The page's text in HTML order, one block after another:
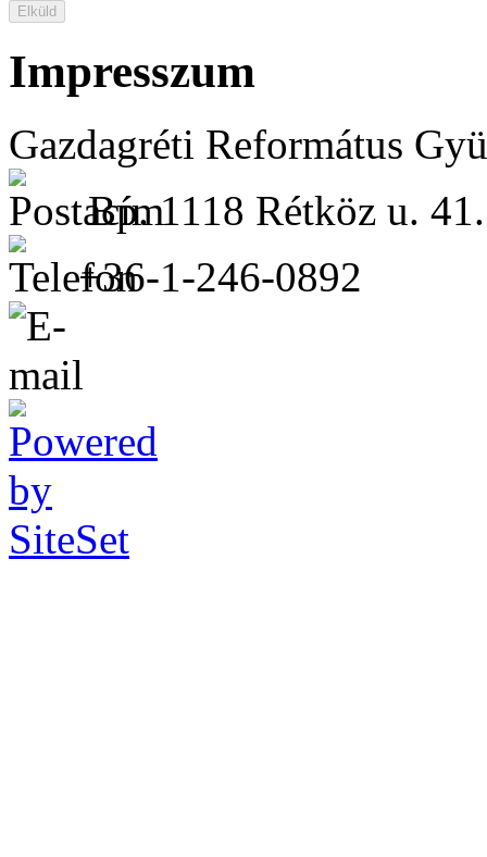
Impresszum
Gazdagréti Református
Bp. 1118 Rétköz u. 41.
+36-1-246-0892